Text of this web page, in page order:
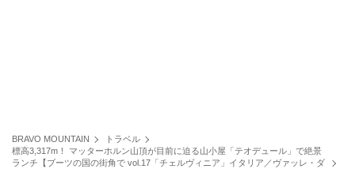
BRAVO MOUNTAIN
トラベル
標高3,317m！ マッターホルン山頂が目前に迫る山小屋「テオデュール」で絶景
ランチ【ブーツの国の街角で vol.17「チェルヴィニア」イタリア／ヴァッレ・ダ